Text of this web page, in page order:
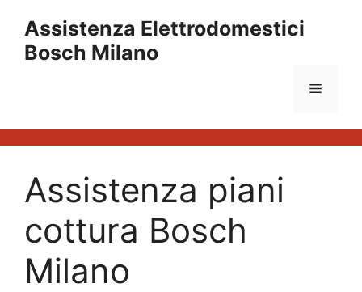
contenuto
Assistenza Elettrodomestici
Bosch Milano
Menu
Assistenza piani
cottura Bosch
Milano